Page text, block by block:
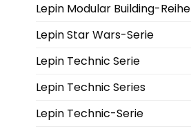
Lepin Modular Building-Reihe
Lepin Star Wars-Serie
Lepin Technic Serie
Lepin Technic Series
Lepin Technic-Serie